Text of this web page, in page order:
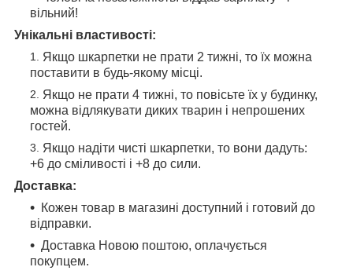
вільний!
Унікальні властивості:
Якщо шкарпетки не прати 2 тижні, то їх можна
поставити в будь-якому місці.
Якщо не прати 4 тижні, то повісьте їх у будинку,
можна відлякувати диких тварин і непрошених
гостей.
Якщо надіти чисті шкарпетки, то вони дадуть:
+6 до сміливості і +8 до сили.
Доставка:
Кожен товар в магазині доступний і готовий до
відправки.
Доставка Новою поштою, оплачується
покупцем.